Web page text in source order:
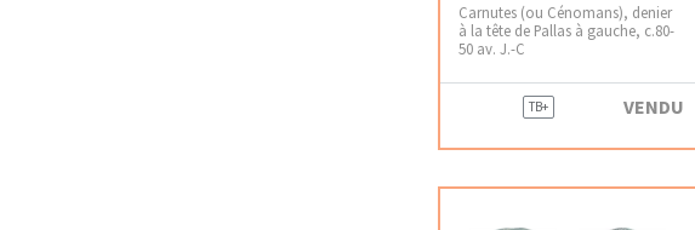
Carnutes (ou Cénomans), denier
à la tête de Pallas à gauche, c.80-
50 av. J.-C
TB+ VENDU